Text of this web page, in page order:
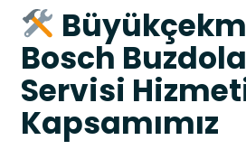
Bosch
Servisi
Kapsamımız